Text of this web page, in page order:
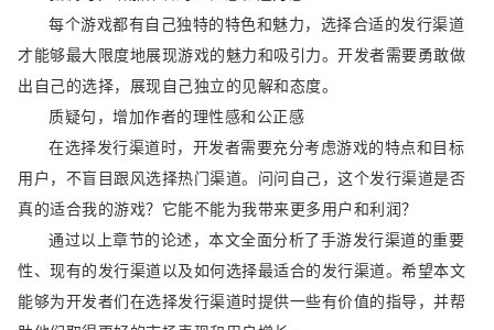
每个游戏都有自己独特的特色和魅力，选择合适的发行渠道
才能够最大限度地展现游戏的魅力和吸引力。开发者需要勇敢做
出自己的选择，展现自己独立的见解和态度。
质疑句，增加作者的理性感和公正感
在选择发行渠道时，开发者需要充分考虑游戏的特点和目标
用户，不盲目跟风选择热门渠道。问问自己，这个发行渠道是否
真的适合我的游戏？它能不能为我带来更多用户和利润？
通过以上章节的论述，本文全面分析了手游发行渠道的重要
性、现有的发行渠道以及如何选择最适合的发行渠道。希望本文
能够为开发者们在选择发行渠道时提供一些有价值的指导，并帮